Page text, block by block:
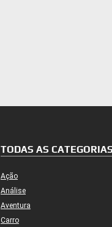
TODAS AS CATEGORIAS
Ação
Análise
Aventura
Carro